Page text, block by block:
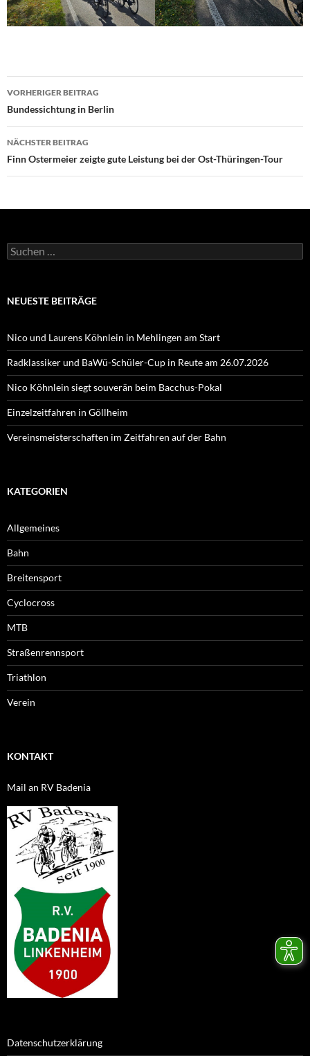
Beitragsnavigation
VORHERIGER BEITRAG
Bundessichtung in Berlin
NÄCHSTER BEITRAG
Finn Ostermeier zeigte gute Leistung bei der Ost-Thüringen-Tour
Suchen
nach:
NEUESTE BEITRÄGE
Nico und Laurens Köhnlein in Mehlingen am Start
Radklassiker und BaWü-Schüler-Cup in Reute am 26.07.2026
Nico Köhnlein siegt souverän beim Bacchus-Pokal
Einzelzeitfahren in Göllheim
Vereinsmeisterschaften im Zeitfahren auf der Bahn
KATEGORIEN
Allgemeines
Bahn
Breitensport
Cyclocross
MTB
Straßenrennsport
Triathlon
Verein
KONTAKT
Mail an RV Badenia
Datenschutzerklärung